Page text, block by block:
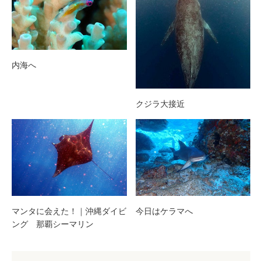
内海へ
クジラ大接近
マンタに会えた！｜沖縄ダイビ
ング 那覇シーマリン
今日はケラマへ